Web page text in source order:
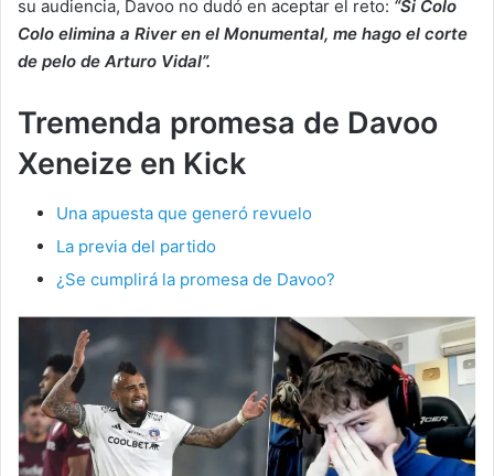
su audiencia, Davoo no dudó en aceptar el reto: “Si Colo
Colo elimina a River en el Monumental, me hago el corte
de pelo de Arturo Vidal”.
Tremenda promesa de Davoo
Xeneize en Kick
Una apuesta que generó revuelo
La previa del partido
¿Se cumplirá la promesa de Davoo?